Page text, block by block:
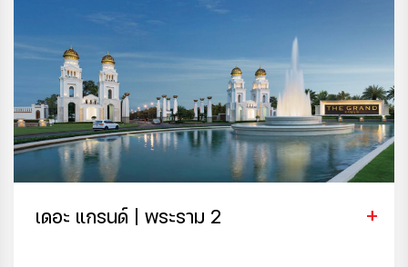
เดอะ แกรนด์ | พระราม 2